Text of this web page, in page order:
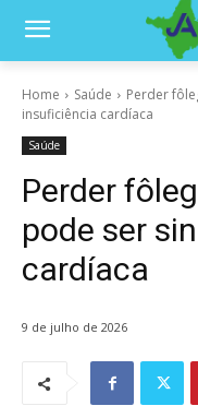
Home Saúde
Perder
insuficiência cardíaca
Saúde
Perder
pode ser
cardíaca
9 de julho de 2026